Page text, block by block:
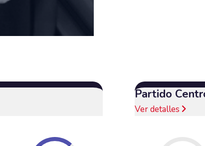
Partido
Ver detalles